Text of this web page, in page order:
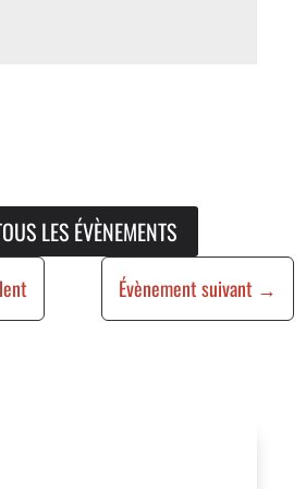
LES ÉVÈNEMENTS
Évènement suivant →